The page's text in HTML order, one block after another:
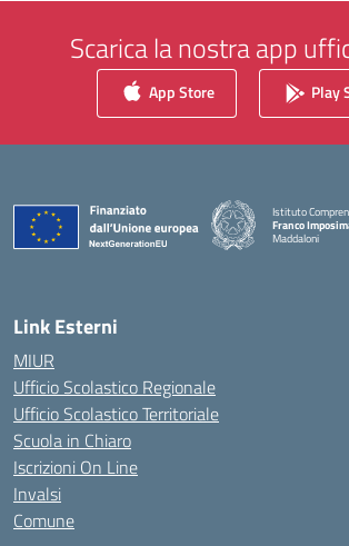
Scarica la nostra app
App Store Play
Istituto
Franco
Maddaloni
Link Esterni
MIUR
Ufficio Scolastico Regionale
Ufficio Scolastico Territoriale
Scuola in Chiaro
Iscrizioni On Line
Invalsi
Comune